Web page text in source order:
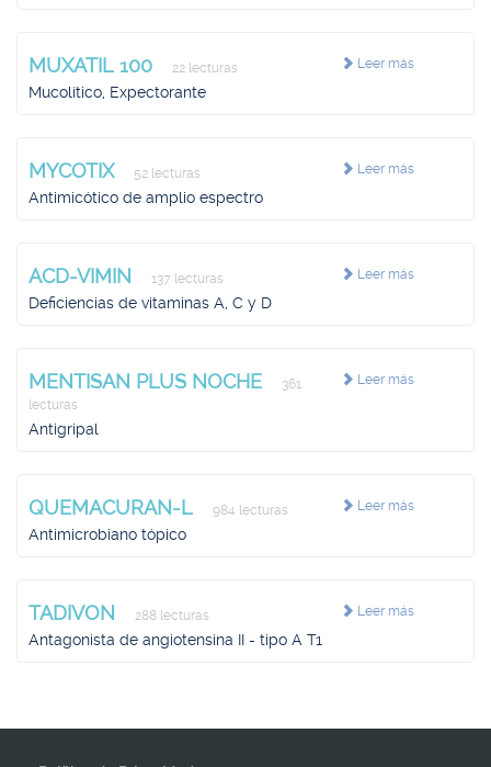
Leer más
MUXATIL 100 22 lecturas
Mucolítico, Expectorante
Leer más
MYCOTIX 52 lecturas
Antimicótico de amplio espectro
Leer más
ACD-VIMIN 137 lecturas
Deficiencias de vitaminas A, C y D
Leer más
MENTISAN PLUS NOCHE
361
lecturas
Antigripal
Leer más
QUEMACURAN-L 984 lecturas
Antimicrobiano tópico
Leer más
TADIVON 288 lecturas
Antagonista de angiotensina II - tipo A T1